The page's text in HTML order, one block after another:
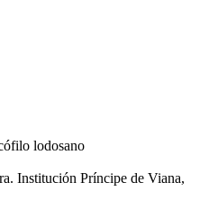
lodosano
Institución Príncipe de Viana,